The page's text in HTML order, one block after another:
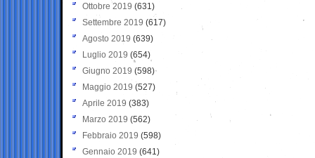
Ottobre 2019 (631)
Settembre 2019 (617)
Agosto 2019 (639)
Luglio 2019 (654)
Giugno 2019 (598)
Maggio 2019 (527)
Aprile 2019 (383)
Marzo 2019 (562)
Febbraio 2019 (598)
Gennaio 2019 (641)